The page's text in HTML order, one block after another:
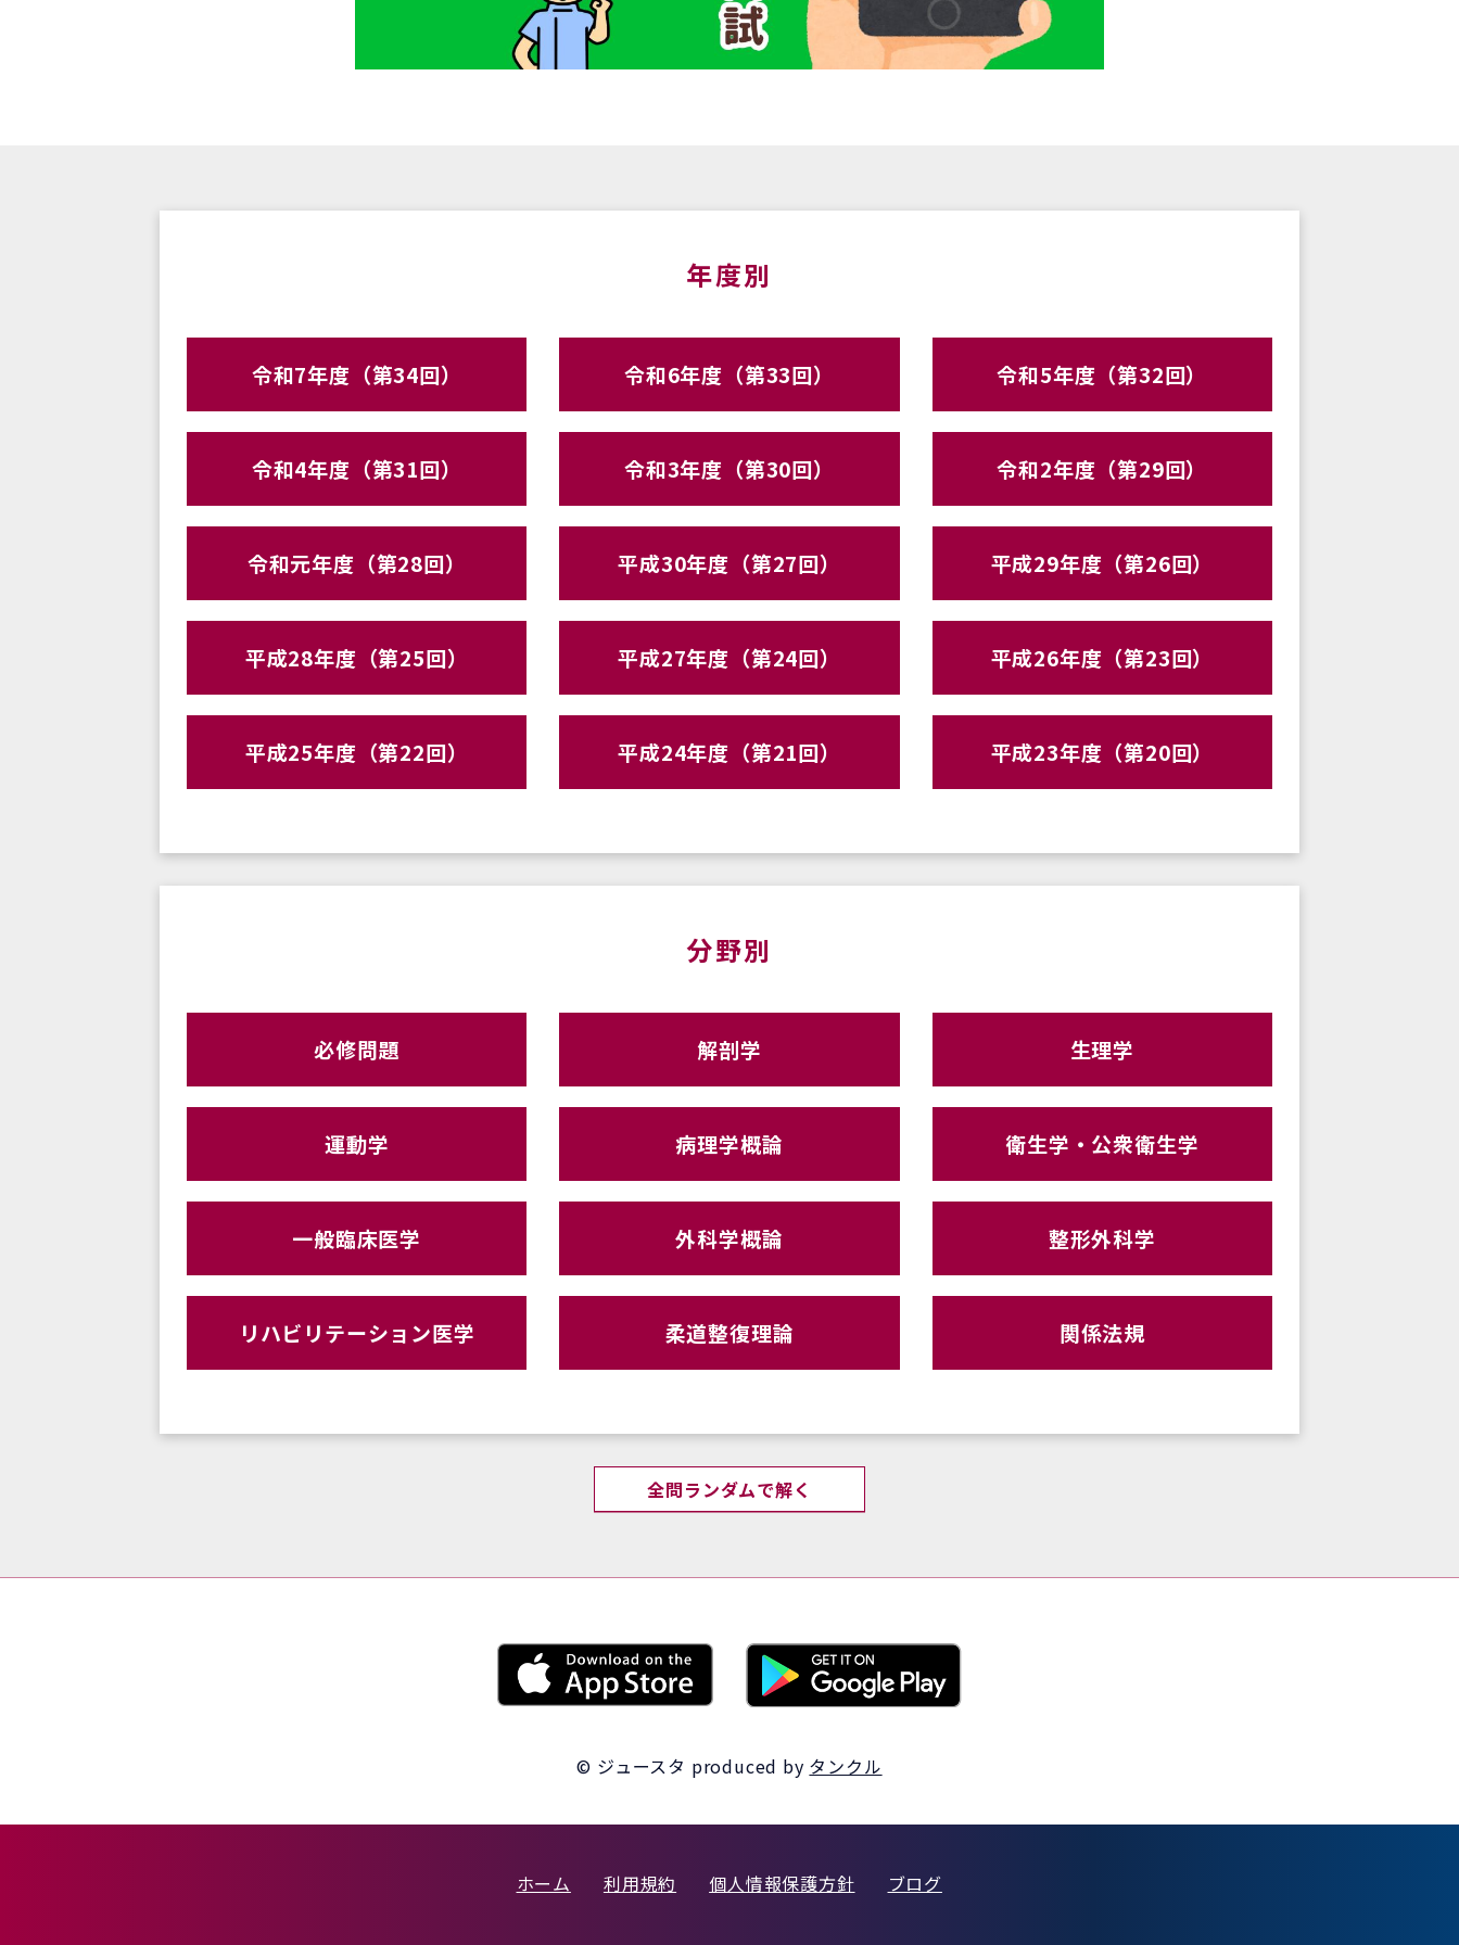
年度別
令和7年度（第34回） 令和6年度（第33回） 令和5年度（第32回）
令和4年度（第31回） 令和3年度（第30回） 令和2年度（第29回）
令和元年度（第28回） 平成30年度（第27回） 平成29年度（第26回）
平成28年度（第25回） 平成27年度（第24回） 平成26年度（第23回）
平成25年度（第22回） 平成24年度（第21回） 平成23年度（第20回）
分野別
必修問題 解剖学 生理学
運動学 病理学概論 衛生学・公衆衛生学
一般臨床医学 外科学概論 整形外科学
リハビリテーション医学 柔道整復理論 関係法規
全問ランダムで解く
© ジュースタ produced by タンクル
ホーム 利用規約 個人情報保護方針 ブログ